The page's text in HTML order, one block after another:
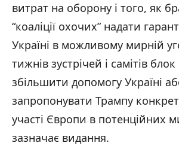
витрат на оборону і того, як
“коаліції охочих” надати
Україні в можливому мирній
тижнів зустрічей і самітів блок
збільшити допомогу Україні
запропонувати Трампу
участі Європи в потенційних
зазначає видання.